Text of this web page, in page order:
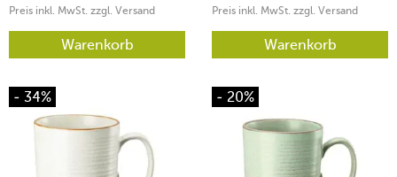
Preis inkl. MwSt. zzgl. Versand
Warenkorb
Preis inkl. MwSt. zzgl. Versand
Warenkorb
- 34% - 20%